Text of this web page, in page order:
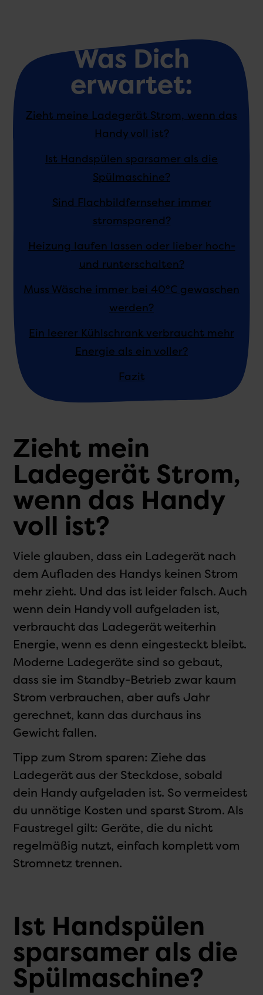
Was Dich
erwartet:
Zieht meine Ladegerät Strom, wenn das
Handy voll ist?
Ist Handspülen sparsamer als die
Spülmaschine?
Sind Flachbildfernseher immer
stromsparend?
Heizung laufen lassen oder lieber hoch-
und runterschalten?
Muss Wäsche immer bei 40°C gewaschen
werden?
Ein leerer Kühlschrank verbraucht mehr
Energie als ein voller?
Fazit
Zieht mein
Ladegerät Strom,
wenn das Handy
voll ist?
Viele glauben, dass ein Ladegerät nach
dem Aufladen des Handys keinen Strom
mehr zieht. Und das ist leider falsch. Auch
wenn dein Handy voll aufgeladen ist,
verbraucht das Ladegerät weiterhin
Energie, wenn es denn eingesteckt bleibt.
Moderne Ladegeräte sind so gebaut,
dass sie im Standby-Betrieb zwar kaum
Strom verbrauchen, aber aufs Jahr
gerechnet, kann das durchaus ins
Gewicht fallen.
Tipp zum Strom sparen: Ziehe das
Ladegerät aus der Steckdose, sobald
dein Handy aufgeladen ist. So vermeidest
du unnötige Kosten und sparst Strom. Als
Faustregel gilt: Geräte, die du nicht
regelmäßig nutzt, einfach komplett vom
Stromnetz trennen.
Ist Handspülen
sparsamer als die
Spülmaschine?